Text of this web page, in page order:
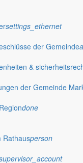
settings_ethernet
der Gemeinde
&
der Gemeinde
done
Rathausperson